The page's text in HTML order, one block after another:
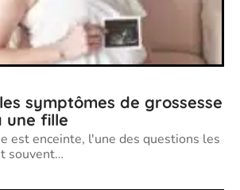
symptômes de grossesse
une fille
est enceinte, l'une des questions les
souvent…